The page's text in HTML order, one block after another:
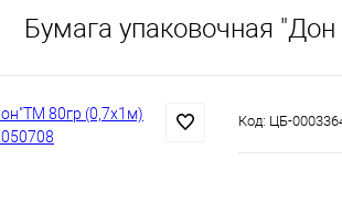
Бумага упаковочная
Код: ЦБ-